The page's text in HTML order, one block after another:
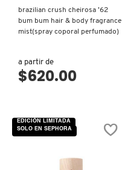
NUXE
OLAPLEX
brazilian crush cheirosa ’62
bum bum hair & body fragrance
mist(spray coporal perfumado)
a partir de
$620.00
EDICIÓN LIMITADA
SOLO EN SEPHORA